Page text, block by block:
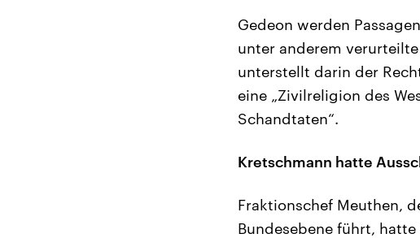
Gedeon werden
unter anderem
unterstellt darin der
eine „Zivilreligion des
Schandtaten“.
Kretschmann hatte
Fraktionschef Meuthen,
Bundesebene führt,